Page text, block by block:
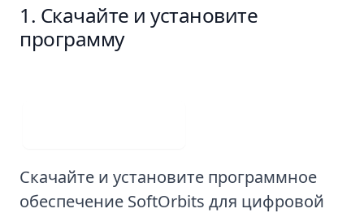
Скачайте и установите
программу
Скачайте и установите программное
обеспечение SoftOrbits для цифровой